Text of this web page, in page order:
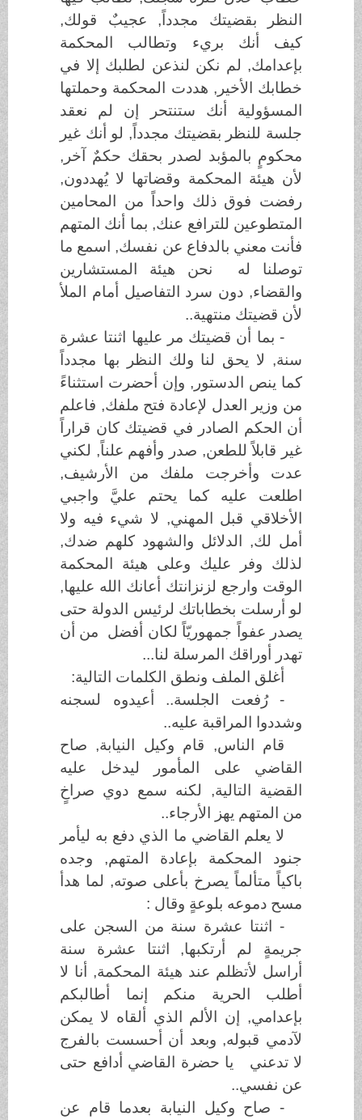
النظر بقضيتك مجدداً, عجيبٌ قولك,
كيف أنك بريء وتطالب المحكمة
بإعدامك, لم نكن لنذعن لطلبك إلا في
خطابك الأخير, هددت المحكمة وحملتها
المسؤولية أنك ستنتحر إن لم نعقد
جلسة للنظر بقضيتك مجدداً, لو أنك غير
محكومٍ بالمؤبد لصدر بحقك حكمٌ آخر,
لأن هيئة المحكمة وقضاتها لا يُهددون,
رفضت فوق ذلك واحداً من المحامين
المتطوعين للترافع عنك, بما أنك المتهم
فأنت معني بالدفاع عن نفسك, اسمع ما
توصلنا له نحن هيئة المستشارين
والقضاء, دون سرد التفاصيل أمام الملأ
لأن قضيتك منتهية..
- بما أن قضيتك مر عليها اثنتا عشرة
سنة, لا يحق لنا ولك النظر بها مجدداً
كما ينص الدستور, وإن أحضرت استثناءً
من وزير العدل لإعادة فتح ملفك, فاعلم
أن الحكم الصادر في قضيتك كان قراراً
غير قابلاً للطعن, صدر وأفهم علناً, لكني
عدت وأخرجت ملفك من الأرشيف,
اطلعت عليه كما يحتم عليَّ واجبي
الأخلاقي قبل المهني, لا شيء فيه ولا
أمل لك, الدلائل والشهود كلهم ضدك,
لذلك وفر عليك وعلى هيئة المحكمة
الوقت وارجع لزنزانتك أعانك الله عليها,
لو أرسلت بخطاباتك لرئيس الدولة حتى
يصدر عفواً جمهوريّاً لكان أفضل من أن
تهدر أوراقك المرسلة لنا...
أغلق الملف ونطق الكلمات التالية:
- رُفعت الجلسة.. أعيدوه لسجنه
وشددوا المراقبة عليه..
قام الناس, قام وكيل النيابة, صاح
القاضي على المأمور ليدخل عليه
القضية التالية, لكنه سمع دوي صراخٍ
من المتهم يهز الأرجاء..
لا يعلم القاضي ما الذي دفع به ليأمر
جنود المحكمة بإعادة المتهم, وجده
باكياً متألماً يصرخ بأعلى صوته, لما هدأ
مسح دموعه بلوعةٍ وقال :
- اثنتا عشرة سنة من السجن على
جريمةٍ لم أرتكبها, اثنتا عشرة سنة
أراسل لأتظلم عند هيئة المحكمة, أنا لا
أطلب الحرية منكم إنما أطالبكم
بإعدامي, إن الألم الذي ألقاه لا يمكن
لآدمي قبوله, وبعد أن أحسست بالفرج
لا تدعني يا حضرة القاضي أدافع حتى
عن نفسي..
- صاح وكيل النيابة بعدما قام عن